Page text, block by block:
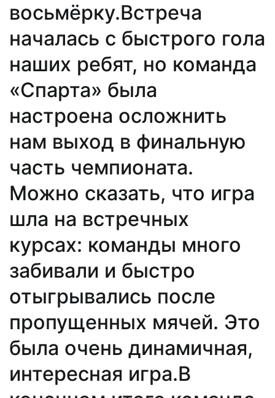
восьмёрку.Встреча
началась с быстрого гола
наших ребят, но команда
«Спарта» была
настроена осложнить
нам выход в финальную
часть чемпионата.
Можно сказать, что игра
шла на встречных
курсах: команды много
забивали и быстро
отыгрывались после
пропущенных мячей. Это
была очень динамичная,
интересная игра.В